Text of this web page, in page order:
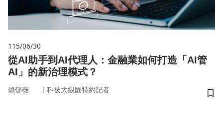
115/06/30
從AI助手到AI代理人：金融業如何打造「AI管
AI」的新治理模式？
賴郁薇 ｜ 科技大觀園特約記者
儲